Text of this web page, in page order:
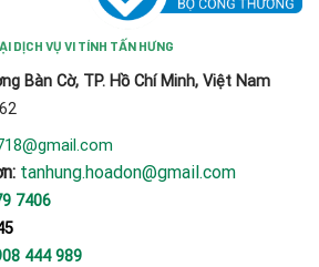
DỊCH VỤ VI TÍNH TẤN HƯNG
Bàn Cờ, TP. Hồ Chí Minh, Việt Nam
tanhung.hoadon@gmail.com
7406
444 989